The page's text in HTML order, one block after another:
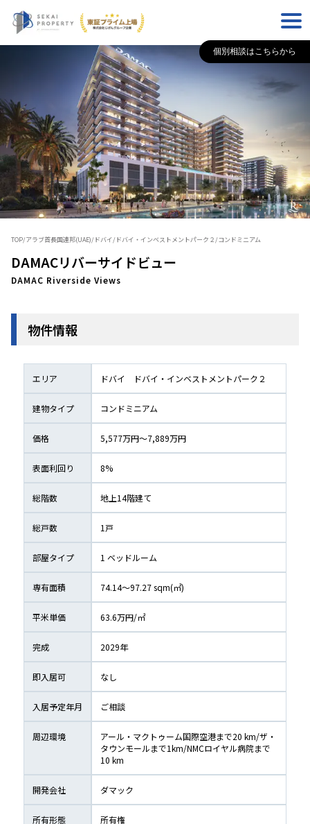
個別相談はこちらから
TOP/アラブ首長国連邦(UAE)/ドバイ/ドバイ・インベストメントパーク２/コンドミニアム
DAMACリバーサイドビュー
DAMAC Riverside Views
物件情報
エリア ドバイ ドバイ・インベストメントパーク２
建物タイプ コンドミニアム
価格 5,577万円〜7,889万円
表面利回り 8%
総階数 地上14階建て
総戸数 1戸
部屋タイプ 1 ベッドルーム
専有面積 74.14〜97.27 sqm(㎡)
平米単価 63.6万円/㎡
完成 2029年
即入居可 なし
入居予定年月 ご相談
周辺環境
アール・マクトゥーム国際空港まで20 km/ザ・
タウンモールまで1km/NMCロイヤル病院まで
10 km
開発会社 ダマック
所有形態 所有権